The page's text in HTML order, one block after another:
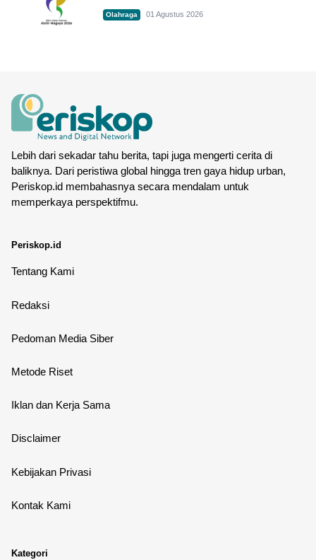
Olahraga 01 Agustus 2026
Lebih dari sekadar tahu berita, tapi juga mengerti cerita di
baliknya. Dari peristiwa global hingga tren gaya hidup urban,
Periskop.id membahasnya secara mendalam untuk
memperkaya perspektifmu.
Periskop.id
Tentang Kami
Redaksi
Pedoman Media Siber
Metode Riset
Iklan dan Kerja Sama
Disclaimer
Kebijakan Privasi
Kontak Kami
Kategori